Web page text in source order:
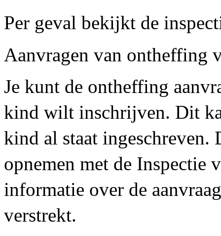
Per geval bekijkt de
Aanvragen van ontheffing
Je kunt de ontheffing
kind wilt inschrijven. Dit
kind al staat ingeschreven.
opnemen met de Inspectie
informatie over de
verstrekt.